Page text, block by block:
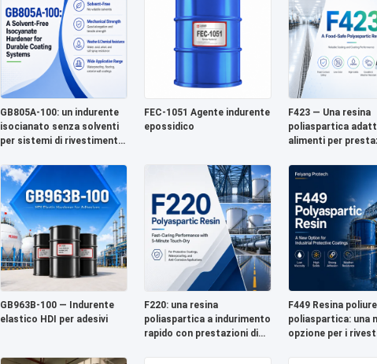
GB805A-100: un indurente
isocianato senza solventi
per sistemi di rivestimento
FEC-1051 Agente indurente
epossidico
F423 — Una resina
poliaspartica
alimenti per
affidabili
GB963B-100 — Indurente
elastico HDI per adesivi
F220: una resina
poliaspartica a indurimento
rapido con prestazioni di
F449 Resina
poliaspartica: una
opzione per i